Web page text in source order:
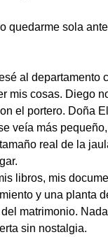
quedarme sola
al departamento
mis cosas. Diego
el portero. Doña
veía más
real de la
libros, mis
y una planta
matrimonio.
sin nostalgia.